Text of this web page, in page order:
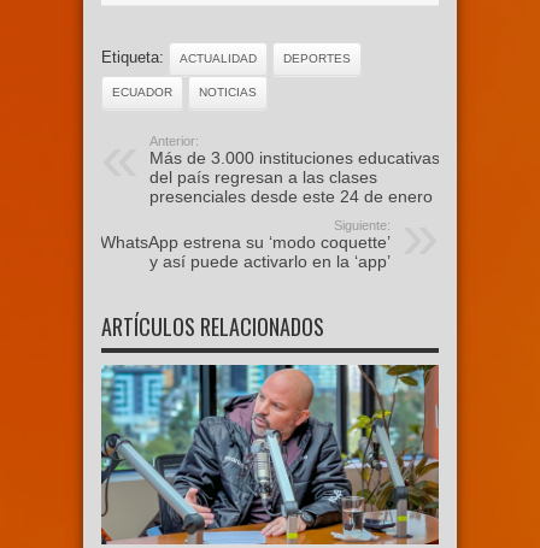
Etiqueta: ACTUALIDAD DEPORTES
ECUADOR NOTICIAS
Anterior:
Más de 3.000 instituciones educativas
del país regresan a las clases
presenciales desde este 24 de enero
Siguiente:
WhatsApp estrena su ‘modo coquette’
y así puede activarlo en la ‘app’
ARTÍCULOS RELACIONADOS